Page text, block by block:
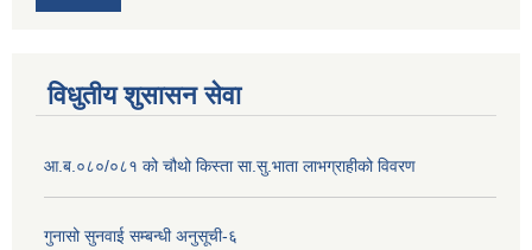
विधुतीय शुसासन सेवा
आ.ब.०८०/०८१ को चौथो किस्ता सा.सु.भाता लाभग्राहीको विवरण
गुनासो सुनवाई सम्बन्धी अनुसूची-६